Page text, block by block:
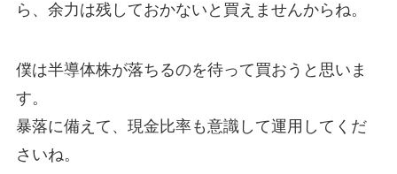
ら、余力は残しておかないと買えませんからね。
僕は半導体株が落ちるのを待って買おうと思いま
す。
暴落に備えて、現金比率も意識して運用してくだ
さいね。